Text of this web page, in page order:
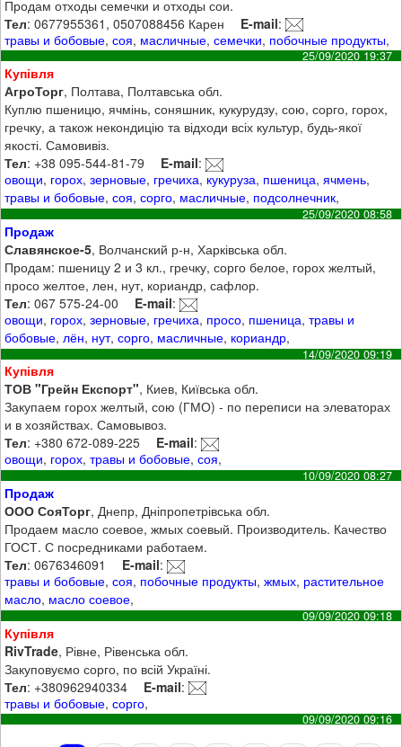
Продам отходы семечки и отходы сои.
Тел: 0677955361, 0507088456 Карен E-mail:
травы и бобовые,соя, масличные,семечки, побочные продукты,
25/09/2020 19:37
Купівля
АгроТорг, Полтава, Полтавська обл.
Куплю пшеницю, ячмінь, соняшник, кукурудзу, сою, сорго, горох,
гречку, а також некондицію та відходи всіх культур, будь-якої
якості. Самовивіз.
Тел: +38 095-544-81-79 E-mail:
овощи, горох,зерновые, гречиха, кукуруза, пшеница,ячмень,
травы и бобовые,соя,сорго, масличные, подсолнечник,
25/09/2020 08:58
Продаж
Славянское-5, Волчанский р-н, Харківська обл.
Продам: пшеницу 2 и 3 кл., гречку, сорго белое, горох желтый,
просо желтое, лен, нут, кориандр, сафлор.
Тел: 067 575-24-00 E-mail:
овощи, горох,зерновые, гречиха, просо, пшеница,травы и
бобовые, лён, нут,сорго, масличные, кориандр,
14/09/2020 09:19
Купівля
ТОВ "Грейн Експорт", Киев, Київська обл.
Закупаем горох желтый, сою (ГМО) - по переписи на элеваторах
и в хозяйствах. Самовывоз.
Тел: +380 672-089-225 E-mail:
овощи, горох,травы и бобовые,соя,
10/09/2020 08:27
Продаж
ООО СояТорг, Днепр, Дніпропетрівська обл.
Продаем масло соевое, жмых соевый. Производитель. Качество
ГОСТ. С посредниками работаем.
Тел: 0676346091 E-mail:
травы и бобовые,соя, побочные продукты,жмых, растительное
масло, масло соевое,
09/09/2020 09:18
Купівля
RivTrade, Рівне, Рівенська обл.
Закуповуємо сорго, по всій Україні.
Тел: +380962940334 E-mail:
травы и бобовые,сорго,
09/09/2020 09:16